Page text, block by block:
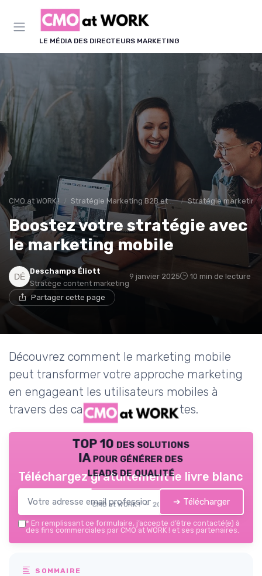
LE MÉDIA DES DIRECTEURS MARKETING
CMO at WORK ! Stratégie Marketing B2B et B2C Stratégie marketing
Boostez votre stratégie avec
le marketing mobile
Deschamps Éliott
Stratège content marketing
9 janvier 2025 10 min de lecture
Partager cette page
Découvrez comment le marketing mobile
peut transformer votre approche marketing
en engageant les utilisateurs mobiles à
travers des campagnes innovantes.
TOP 10 des solutions
IA pour générer des
leads de qualité
CMO at WORK ! — 2026
Téléchargez gratuitement le livre blanc
➔ Télécharger
* En remplissant ce formulaire, j’accepte d’être contacté(e) à
des fins commerciales par CMO at WORK ! et ses partenaires.
SOMMAIRE
Panneau de gestion des cookies